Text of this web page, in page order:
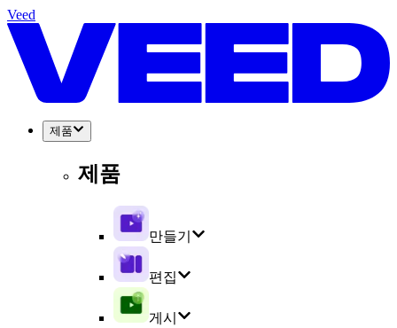
Veed
제품
제품
만들기
편집
게시